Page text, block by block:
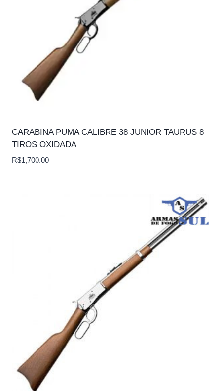
CARABINA PUMA CALIBRE 38 JUNIOR TAURUS 8
TIROS OXIDADA
R$1,700.00